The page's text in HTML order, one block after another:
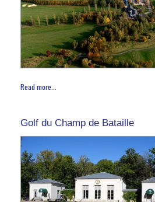
Read more...
Golf du Champ de Bataille